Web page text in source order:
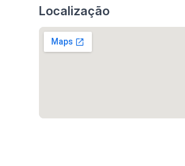
Localização